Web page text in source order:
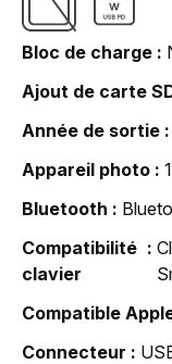
Bloc de charge
Ajout de carte
Année de sortie
Appareil photo
Bluetooth
Compatibilité
clavier
Compatible
Connecteur